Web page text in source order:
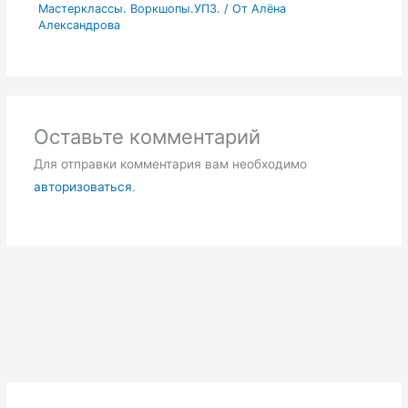
Мастерклассы. Воркшопы.УПЗ. / От Алёна
Александрова
Оставьте комментарий
Для отправки комментария вам необходимо
авторизоваться.